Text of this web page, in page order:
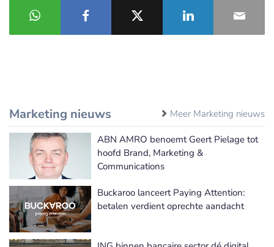
Marketing nieuws Meer Marketing nieuws
ABN AMRO benoemt Geert Pielage tot
hoofd Brand, Marketing &
Communications
Buckaroo lanceert Paying Attention:
betalen verdient oprechte aandacht